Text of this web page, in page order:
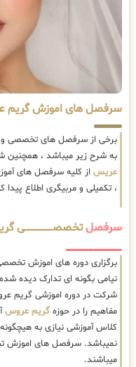
سرفصل های اموزش گریم
برخی از سرفصل های تخصصی
به شرح زیر میباشد ، همچنین
عریس از کلیه سرفصل های
، تکمیلی و مربیگری اطلاع پیدا
سرفصل
برگزاری دوره های اموزش
نیامی بگونه ای تدارک دیده
شرکت در دوره اموزشی گریم
مفاهیم را در حوزه گریم عروس
کلاس آموزشی نیازی به
نمیباشد. سرفصل های اموزش
میباشند.